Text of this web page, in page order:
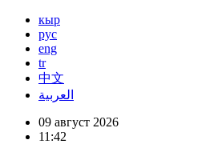
кыр
рус
eng
tr
中文
العربية
09 август 2026
11:42